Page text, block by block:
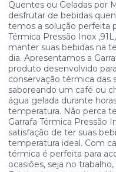
GARRAFA TÉRMICA
GARRAFA TÉRMICA
GARRAFA TÉRMICA
GARRAFA TÉRMICA
GARRAFA TÉRMICA
GARRAFA TÉRMICA
GARRAFA TÉRMICA
Quentes ou Geladas por
desfrutar de bebidas
temos a solução perfeita
Térmica Pressão Inox
manter suas bebidas na
dia. Apresentamos a
produto desenvolvido
conservação térmica das
saboreando um café ou
água gelada durante
temperatura. Não perca
Garrafa Térmica Pressão
satisfação de ter suas
temperatura ideal. Com
térmica é perfeita para
ocasiões, seja no